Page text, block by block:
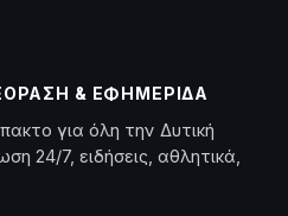
& ΕΦΗΜΕΡΊΔΑ
για όλη την Δυτική
24/7, ειδήσεις, αθλητικά,